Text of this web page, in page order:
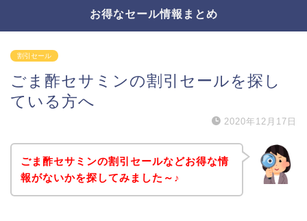
お得なセール情報まとめ
割引セール
ごま酢セサミンの割引セールを探し
ている方へ
2020年12月17日
ごま酢セサミンの割引セールなどお得な情
報がないかを探してみました～♪